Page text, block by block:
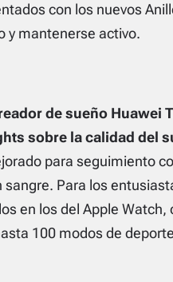
con los nuevos
y mantenerse activo.
de sueño Huawei
sobre la calidad del
para seguimiento
Para los
en los del Apple Watch,
100 modos de